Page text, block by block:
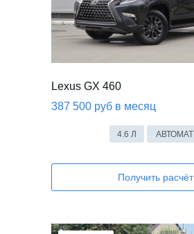
Lexus GX 460
387 500 руб в месяц
4.6 Л АВТОМАТ
Получить расчёт